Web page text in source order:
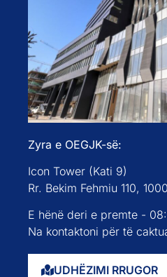
Zyra e OEGJK-së:
Icon Tower (Kati 9)
Rr. Bekim Fehmiu 110,
E hënë deri e premte -
Na kontaktoni për të
UDHËZIMI RRUGOR